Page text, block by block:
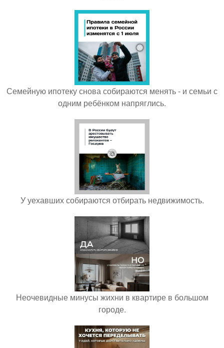
Семейную ипотеку снова собираются менять - и семьи с
одним ребёнком напряглись.
У уехавших собираются отбирать недвижимость.
Неочевидные минусы жихни в квартире в большом
городе.